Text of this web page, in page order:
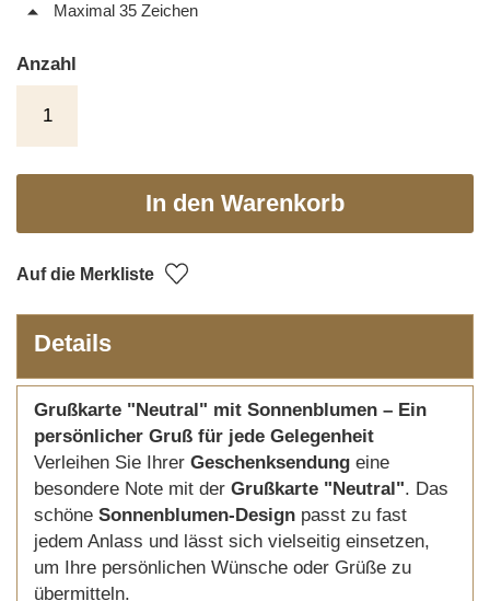
Maximal 35 Zeichen
Anzahl
In den Warenkorb
Auf die Merkliste
Details
Grußkarte "Neutral" mit Sonnenblumen – Ein
persönlicher Gruß für jede Gelegenheit
Verleihen Sie Ihrer Geschenksendung eine
besondere Note mit der Grußkarte "Neutral". Das
schöne Sonnenblumen-Design passt zu fast
jedem Anlass und lässt sich vielseitig einsetzen,
um Ihre persönlichen Wünsche oder Grüße zu
übermitteln.